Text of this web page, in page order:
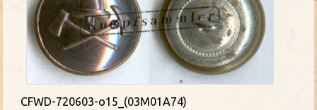
CFWD-720603-o15_(03M01A74)